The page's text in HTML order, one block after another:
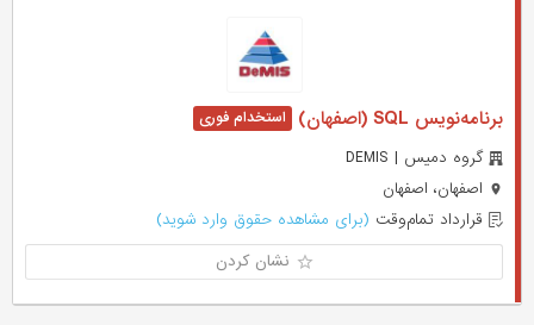
برنامه‌نویس SQL (اصفهان)
گروه دمیس | DEMIS
اصفهان، اصفهان
قرارداد تمام‌وقت (برای مشاهده حقوق وارد شوید)
نشان کردن